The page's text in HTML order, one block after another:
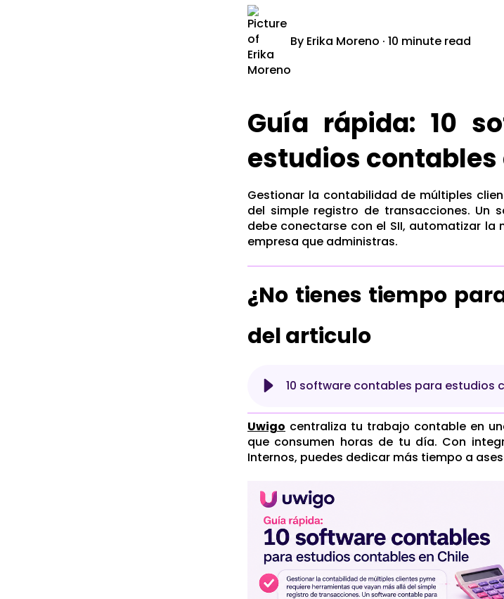
By Erika Moreno ·10 minute read
Guía rápida: 10
estudios contables
Gestionar la contabilidad de múltiples
del simple registro de transacciones. Un
debe conectarse con el SII, automatizar
empresa que administras.
¿No tienes tiempo
del articulo
10 software contables para estudios
Uwigo centraliza tu trabajo contable en
que consumen horas de tu día. Con
Internos, puedes dedicar más tiempo a